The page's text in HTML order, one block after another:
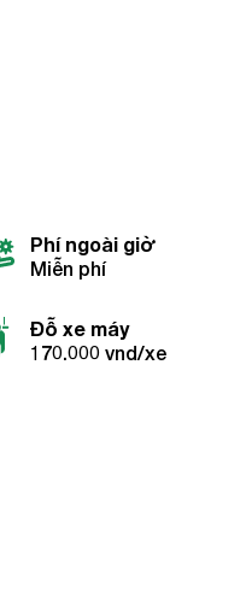
Phí ngoài giờ
Miễn phí
Đỗ xe máy
170.000 vnd/xe